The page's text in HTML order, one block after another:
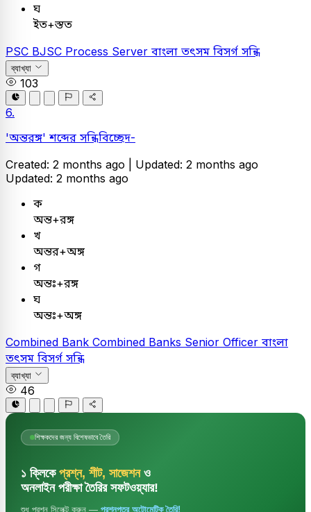
ঘ
ইত+স্তত
PSC BJSC Process Server বাংলা তৎসম বিসর্গ সন্ধি
ব্যাখ্যা
103
6.
'অন্তরঙ্গ' শব্দের সন্ধিবিচ্ছেদ-
Created: 2 months ago | Updated: 2 months ago
Updated: 2 months ago
ক
অন্ত+রঙ্গ
খ
অন্তর+অঙ্গ
গ
অন্তঃ+রঙ্গ
ঘ
অন্তঃ+অঙ্গ
Combined Bank Combined Banks Senior Officer বাংলা
তৎসম বিসর্গ সন্ধি
ব্যাখ্যা
46
শিক্ষকদের জন্য বিশেষভাবে তৈরি
১ ক্লিকে প্রশ্ন, শীট, সাজেশনও
অনলাইন পরীক্ষা তৈরির সফটওয়্যার!